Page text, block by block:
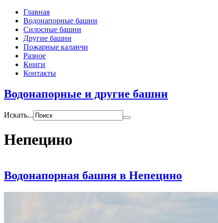
Главная
Водонапорные башни
Силосные башни
Другие башни
Пожарные каланчи
Разное
Книги
Контакты
Водонапорные и другие башни
Искать...
Непецино
Водонапорная башня в Непецино